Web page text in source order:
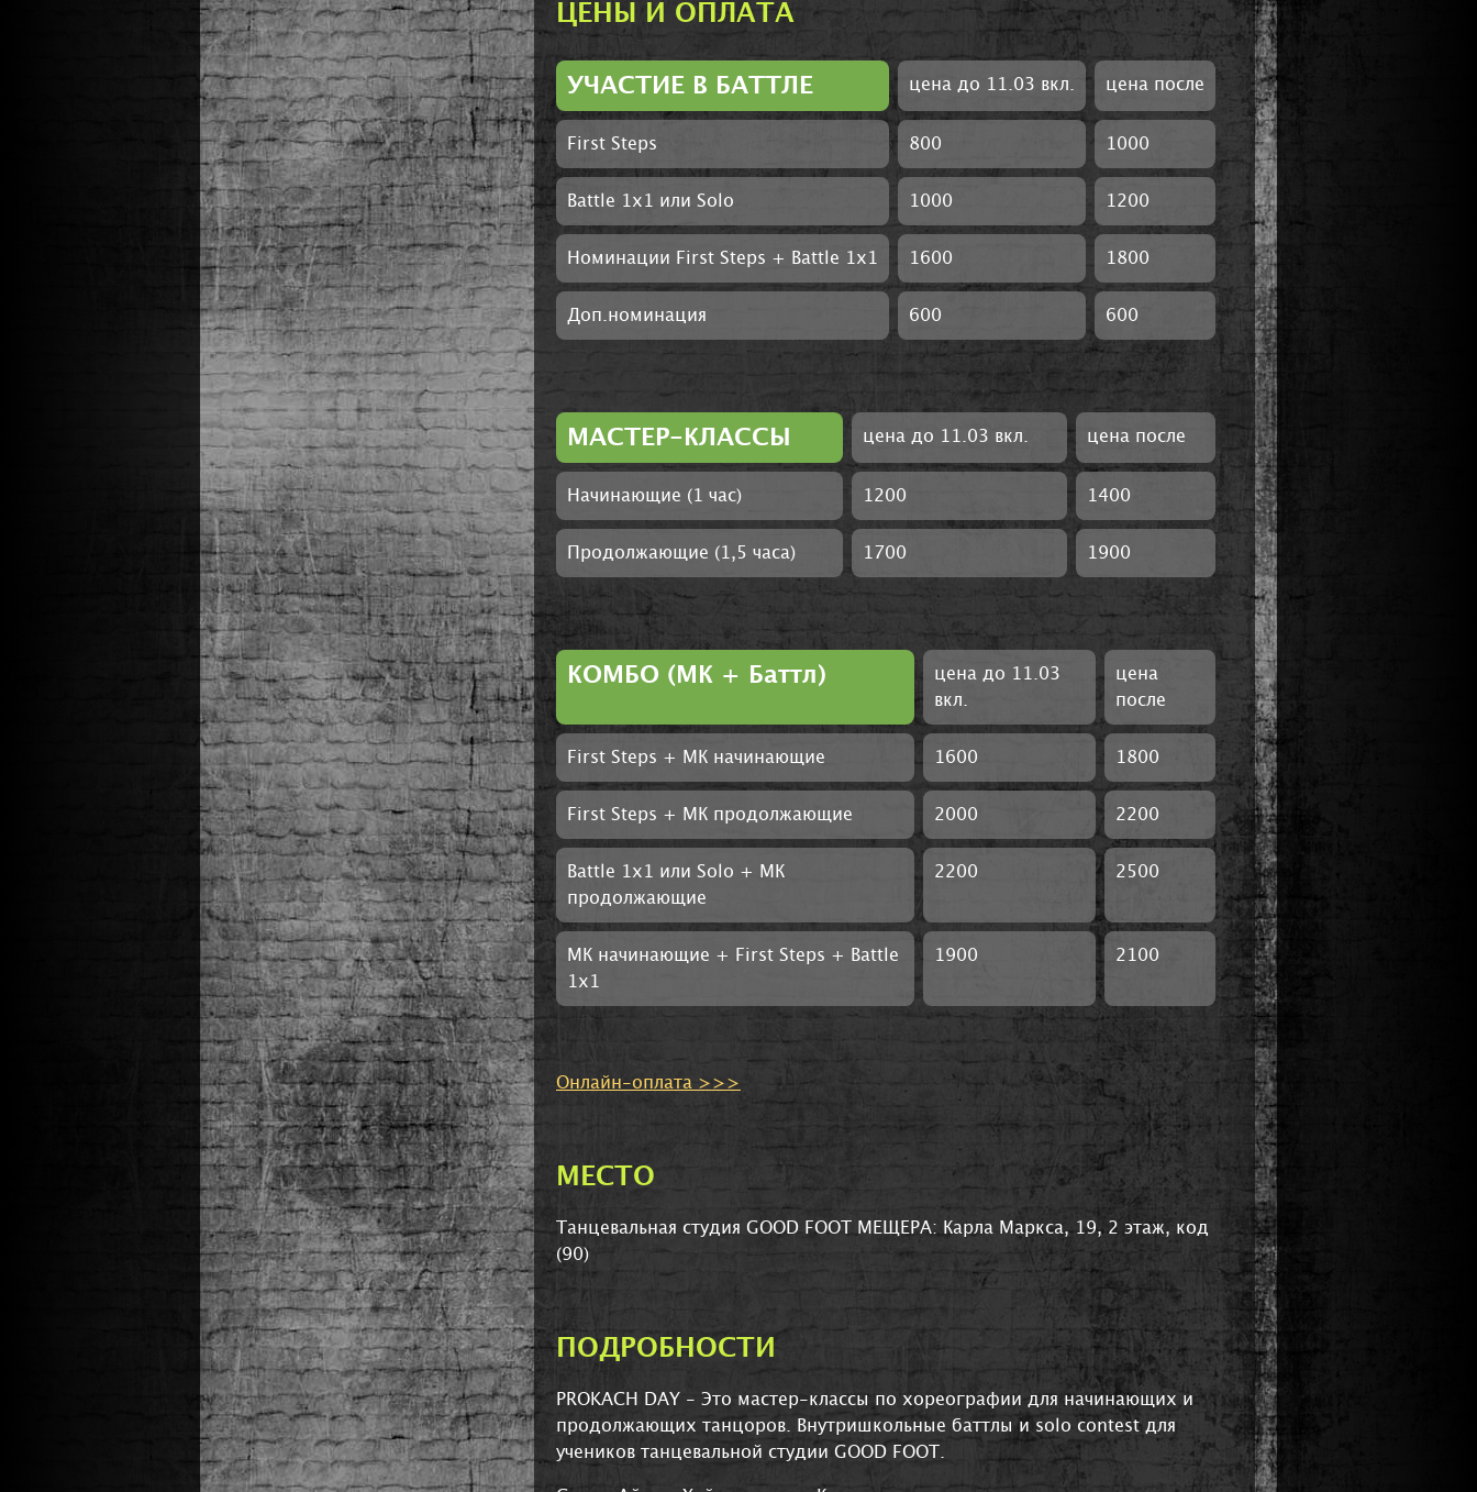
ЦЕНЫ И ОПЛАТА
УЧАСТИЕ В БАТТЛЕ цена до 11.03 вкл. цена после
First Steps 800 1000
Battle 1х1 или Solo 1000 1200
Номинации First Steps + Battle 1x1 1600 1800
Доп.номинация 600 600
МАСТЕР-КЛАССЫ цена до 11.03 вкл. цена после
Начинающие (1 час) 1200 1400
Продолжающие (1,5 часа) 1700 1900
КОМБО (МК + Баттл)
цена до 11.03
вкл.
цена
после
First Steps + МК начинающие 1600 1800
First Steps + МК продолжающие 2000 2200
Battle 1х1 или Solo + МК
продолжающие
2200 2500
МК начинающие + First Steps + Battle
1x1
1900 2100
Онлайн-оплата >>>
МЕСТО
Танцевальная студия GOOD FOOT МЕЩЕРА: Карла Маркса, 19, 2 этаж, код
(90)
ПОДРОБНОСТИ
PROKACH DAY - Это мастер-классы по хореографии для начинающих и
продолжающих танцоров. Внутришкольные баттлы и solo contest для
учеников танцевальной студии GOOD FOOT